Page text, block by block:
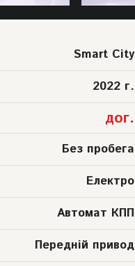
Smart City
2022 г.
дог.
Без пробега
Електро
Автомат КПП
Передній привод